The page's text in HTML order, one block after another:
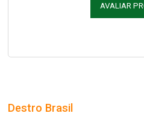
AVALIAR
Destro Brasil